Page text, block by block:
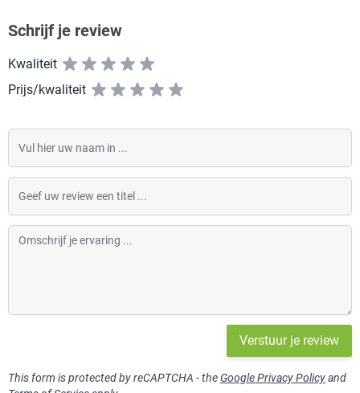
Schrijf je review
Kwaliteit
Prijs/kwaliteit
Vul hier uw naam in
Geef uw review een titel
Omschrijf je ervaring
Verstuur je review
This form is protected by reCAPTCHA - the Google Privacy Policyand